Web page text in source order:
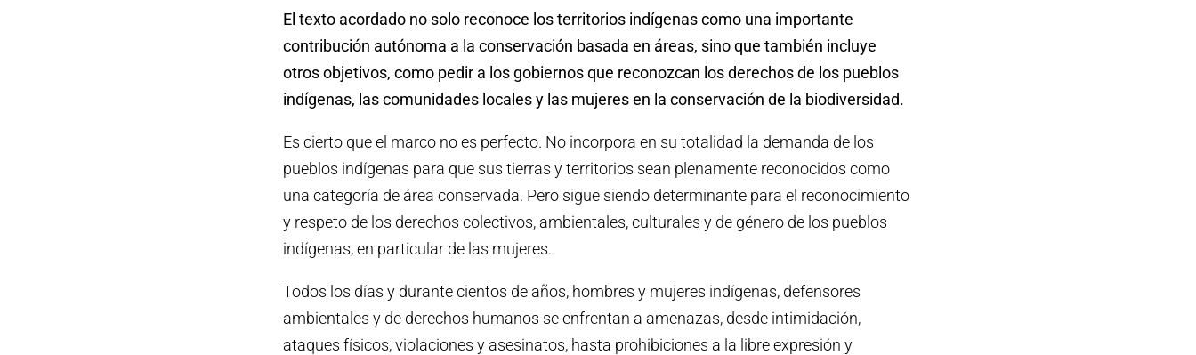
El texto acordado no solo reconoce los territorios indígenas como una importante
contribución autónoma a la conservación basada en áreas, sino que también incluye
otros objetivos, como pedir a los gobiernos que reconozcan los derechos de los pueblos
indígenas, las comunidades locales y las mujeres en la conservación de la biodiversidad.
Es cierto que el marco no es perfecto. No incorpora en su totalidad la demanda de los
pueblos indígenas para que sus tierras y territorios sean plenamente reconocidos como
una categoría de área conservada. Pero sigue siendo determinante para el reconocimiento
y respeto de los derechos colectivos, ambientales, culturales y de género de los pueblos
indígenas, en particular de las mujeres.
Todos los días y durante cientos de años, hombres y mujeres indígenas, defensores
ambientales y de derechos humanos se enfrentan a amenazas, desde intimidación,
ataques físicos, violaciones y asesinatos, hasta prohibiciones a la libre expresión y